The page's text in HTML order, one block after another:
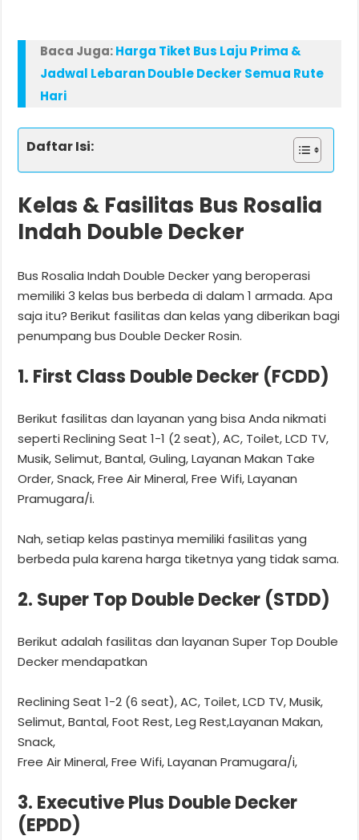
Baca Juga:Harga Tiket Bus Laju Prima &
Jadwal Lebaran Double Decker Semua Rute
Hari
Daftar Isi:
Kelas & Fasilitas Bus Rosalia
Indah Double Decker
Bus Rosalia Indah Double Decker yang beroperasi
memiliki 3 kelas bus berbeda di dalam 1 armada. Apa
saja itu? Berikut fasilitas dan kelas yang diberikan bagi
penumpang bus Double Decker Rosin.
1. First Class Double Decker (FCDD)
Berikut fasilitas dan layanan yang bisa Anda nikmati
seperti Reclining Seat 1-1 (2 seat), AC, Toilet, LCD TV,
Musik, Selimut, Bantal, Guling, Layanan Makan Take
Order, Snack, Free Air Mineral, Free Wifi, Layanan
Pramugara/i.
Nah, setiap kelas pastinya memiliki fasilitas yang
berbeda pula karena harga tiketnya yang tidak sama.
2. Super Top Double Decker (STDD)
Berikut adalah fasilitas dan layanan Super Top Double
Decker mendapatkan
Reclining Seat 1-2 (6 seat), AC, Toilet, LCD TV, Musik,
Selimut, Bantal, Foot Rest, Leg Rest,Layanan Makan,
Snack,
Free Air Mineral, Free Wifi, Layanan Pramugara/i,
3. Executive Plus Double Decker
(EPDD)